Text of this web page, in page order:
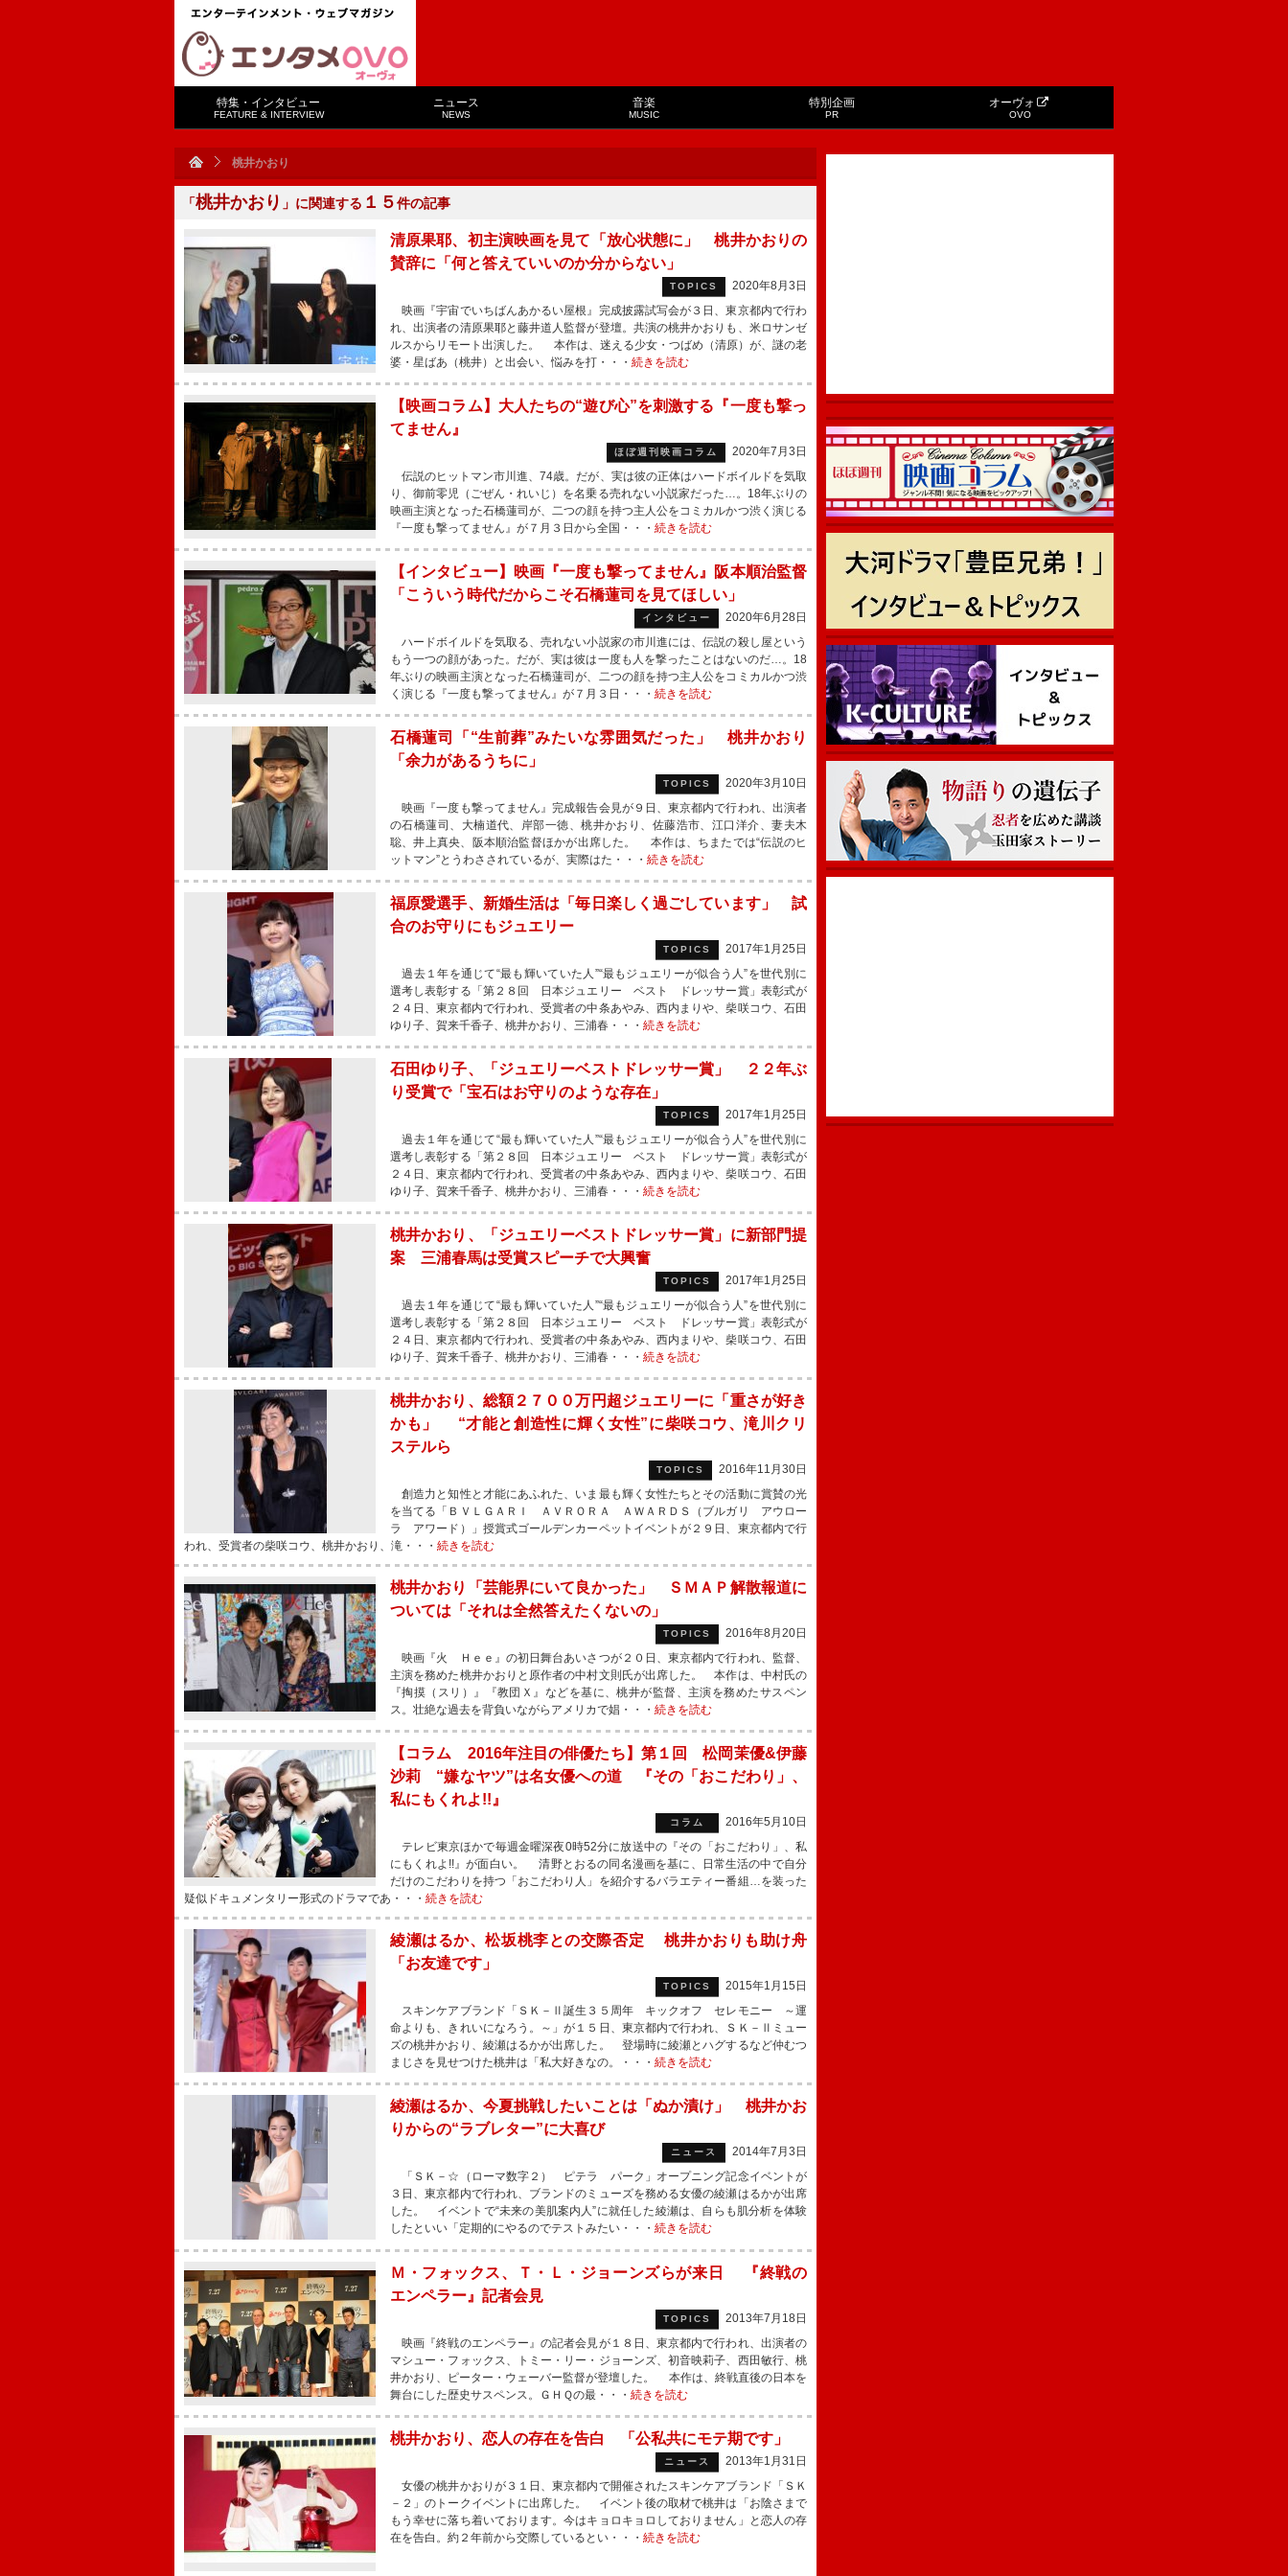
特集・インタビュー
FEATURE & INTERVIEW
ニュース
NEWS
音楽
MUSIC
特別企画
PR
オーヴォ
OVO
桃井かおり
「桃井かおり 」に関連する １５件の記事
清原果耶、初主演映画を見て「放心状態に」 桃井かおりの
賛辞に「何と答えていいのか分からない」
TOPICS
2020年8月3日
映画『宇宙でいちばんあかるい屋根』完成披露試写会が３日、東京都内で行わ
れ、出演者の清原果耶と藤井道人監督が登壇。共演の桃井かおりも、米ロサンゼ
ルスからリモート出演した。 本作は、迷える少女・つばめ（清原）が、謎の老
婆・星ばあ（桃井）と出会い、悩みを打・・・ 続きを読む
【映画コラム】大人たちの“遊び心”を刺激する『一度も撃っ
てません』
ほぼ週刊映画コラム
2020年7月3日
伝説のヒットマン市川進、74歳。だが、実は彼の正体はハードボイルドを気取
り、御前零児（ごぜん・れいじ）を名乗る売れない小説家だった…。18年ぶりの
映画主演となった石橋蓮司が、二つの顔を持つ主人公をコミカルかつ渋く演じる
『一度も撃ってません』が７月３日から全国・・・ 続きを読む
【インタビュー】映画『一度も撃ってません』阪本順治監督
「こういう時代だからこそ石橋蓮司を見てほしい」
インタビュー
2020年6月28日
ハードボイルドを気取る、売れない小説家の市川進には、伝説の殺し屋という
もう一つの顔があった。だが、実は彼は一度も人を撃ったことはないのだ…。18
年ぶりの映画主演となった石橋蓮司が、二つの顔を持つ主人公をコミカルかつ渋
く演じる『一度も撃ってません』が７月３日・・・ 続きを読む
石橋蓮司「“生前葬”みたいな雰囲気だった」 桃井かおり
「余力があるうちに」
TOPICS
2020年3月10日
映画『一度も撃ってません』完成報告会見が９日、東京都内で行われ、出演者
の石橋蓮司、大楠道代、岸部一徳、桃井かおり、佐藤浩市、江口洋介、妻夫木
聡、井上真央、阪本順治監督ほかが出席した。 本作は、ちまたでは“伝説のヒ
ットマン”とうわさされているが、実際はた・・・ 続きを読む
福原愛選手、新婚生活は「毎日楽しく過ごしています」 試
合のお守りにもジュエリー
TOPICS
2017年1月25日
過去１年を通じて“最も輝いていた人”“最もジュエリーが似合う人”を世代別に
選考し表彰する「第２８回 日本ジュエリー ベスト ドレッサー賞」表彰式が
２４日、東京都内で行われ、受賞者の中条あやみ、西内まりや、柴咲コウ、石田
ゆり子、賀来千香子、桃井かおり、三浦春・・・ 続きを読む
石田ゆり子、「ジュエリーベストドレッサー賞」 ２２年ぶ
り受賞で「宝石はお守りのような存在」
TOPICS
2017年1月25日
過去１年を通じて“最も輝いていた人”“最もジュエリーが似合う人”を世代別に
選考し表彰する「第２８回 日本ジュエリー ベスト ドレッサー賞」表彰式が
２４日、東京都内で行われ、受賞者の中条あやみ、西内まりや、柴咲コウ、石田
ゆり子、賀来千香子、桃井かおり、三浦春・・・ 続きを読む
桃井かおり、「ジュエリーベストドレッサー賞」に新部門提
案 三浦春馬は受賞スピーチで大興奮
TOPICS
2017年1月25日
過去１年を通じて“最も輝いていた人”“最もジュエリーが似合う人”を世代別に
選考し表彰する「第２８回 日本ジュエリー ベスト ドレッサー賞」表彰式が
２４日、東京都内で行われ、受賞者の中条あやみ、西内まりや、柴咲コウ、石田
ゆり子、賀来千香子、桃井かおり、三浦春・・・ 続きを読む
桃井かおり、総額２７００万円超ジュエリーに「重さが好き
かも」 “才能と創造性に輝く女性”に柴咲コウ、滝川クリ
ステルら
TOPICS
2016年11月30日
創造力と知性と才能にあふれた、いま最も輝く女性たちとその活動に賞賛の光
を当てる「ＢＶＬＧＡＲＩ ＡＶＲＯＲＡ ＡＷＡＲＤＳ（ブルガリ アウロー
ラ アワード）」授賞式ゴールデンカーペットイベントが２９日、東京都内で行
われ、受賞者の柴咲コウ、桃井かおり、滝・・・ 続きを読む
桃井かおり「芸能界にいて良かった」 ＳＭＡＰ解散報道に
ついては「それは全然答えたくないの」
TOPICS
2016年8月20日
映画『火 Ｈｅｅ』の初日舞台あいさつが２０日、東京都内で行われ、監督、
主演を務めた桃井かおりと原作者の中村文則氏が出席した。 本作は、中村氏の
『掏摸（スリ）』『教団Ｘ』などを基に、桃井が監督、主演を務めたサスペン
ス。壮絶な過去を背負いながらアメリカで娼・・・ 続きを読む
【コラム 2016年注目の俳優たち】第１回 松岡茉優&伊藤
沙莉 “嫌なヤツ”は名女優への道 『その「おこだわり」、
私にもくれよ!!』
コラム
2016年5月10日
テレビ東京ほかで毎週金曜深夜0時52分に放送中の『その「おこだわり」、私
にもくれよ!!』が面白い。 清野とおるの同名漫画を基に、日常生活の中で自分
だけのこだわりを持つ「おこだわり人」を紹介するバラエティー番組…を装った
疑似ドキュメンタリー形式のドラマであ・・・ 続きを読む
綾瀬はるか、松坂桃李との交際否定 桃井かおりも助け舟
「お友達です」
TOPICS
2015年1月15日
スキンケアブランド「ＳＫ－Ⅱ誕生３５周年 キックオフ セレモニー ～運
命よりも、きれいになろう。～」が１５日、東京都内で行われ、ＳＫ－Ⅱミュー
ズの桃井かおり、綾瀬はるかが出席した。 登場時に綾瀬とハグするなど仲むつ
まじさを見せつけた桃井は「私大好きなの。・・・ 続きを読む
綾瀬はるか、今夏挑戦したいことは「ぬか漬け」 桃井かお
りからの“ラブレター”に大喜び
ニュース
2014年7月3日
「ＳＫ－☆（ローマ数字２） ピテラ パーク」オープニング記念イベントが
３日、東京都内で行われ、ブランドのミューズを務める女優の綾瀬はるかが出席
した。 イベントで“未来の美肌案内人”に就任した綾瀬は、自らも肌分析を体験
したといい「定期的にやるのでテストみたい・・・ 続きを読む
Ｍ・フォックス、Ｔ・Ｌ・ジョーンズらが来日 『終戦の
エンペラー』記者会見
TOPICS
2013年7月18日
映画『終戦のエンペラー』の記者会見が１８日、東京都内で行われ、出演者の
マシュー・フォックス、トミー・リー・ジョーンズ、初音映莉子、西田敏行、桃
井かおり、ピーター・ウェーバー監督が登壇した。 本作は、終戦直後の日本を
舞台にした歴史サスペンス。ＧＨＱの最・・・ 続きを読む
桃井かおり、恋人の存在を告白 「公私共にモテ期です」
ニュース
2013年1月31日
女優の桃井かおりが３１日、東京都内で開催されたスキンケアブランド「ＳＫ
－２」のトークイベントに出席した。 イベント後の取材で桃井は「お陰さまで
もう幸せに落ち着いております。今はキョロキョロしておりません」と恋人の存
在を告白。約２年前から交際しているとい・・・ 続きを読む